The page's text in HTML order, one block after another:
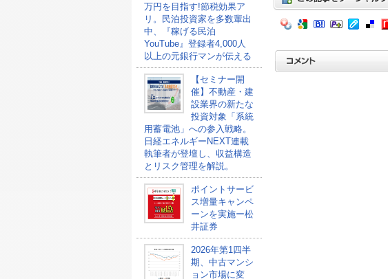
万円を目指す!節税効果ア
リ。民泊投資家を多数輩出
中、『稼げる民泊
YouTube』登録者4,000人
以上の元銀行マンが伝える
【セミナー開
催】不動産・建
設業界の新たな
投資対象「系統
用蓄電池」への参入戦略。
日経エネルギーNEXT連載
執筆者が登壇し、収益構造
とリスク管理を解説。
ポイントサービ
ス増量キャンペ
ーンを実施ー松
井証券
2026年第1四半
期、中古マンシ
ョン市場に変